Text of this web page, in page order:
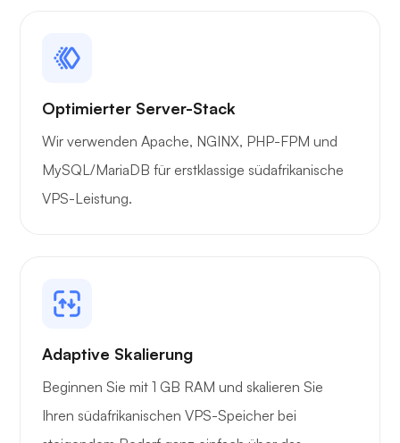
Optimierter Server-Stack
Wir verwenden Apache, NGINX, PHP-FPM und
MySQL/MariaDB für erstklassige südafrikanische
VPS-Leistung.
Adaptive Skalierung
Beginnen Sie mit 1 GB RAM und skalieren Sie
Ihren südafrikanischen VPS-Speicher bei